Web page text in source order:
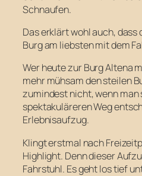
Schnaufen.
Das erklärt wohl auch,
Burg am liebsten mit dem
Wer heute zur Burg Altena
mehr mühsam den steilen
zumindest nicht, wenn man
spektakuläreren Weg
Erlebnisaufzug.
Klingt erstmal nach
Highlight. Denn dieser
Fahrstuhl. Es geht los tief